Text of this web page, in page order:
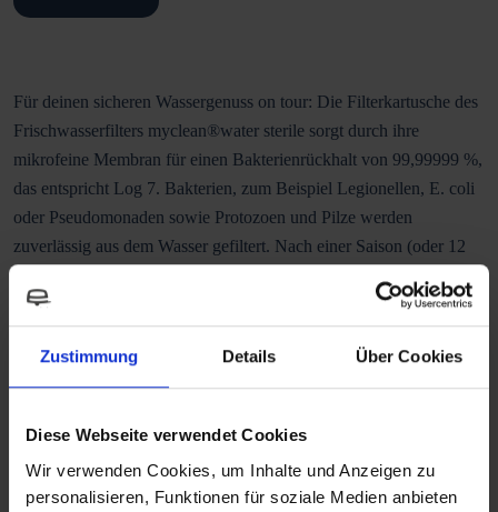
Zustimmung Details Über Cookies
Diese Webseite verwendet Cookies
Wir verwenden Cookies, um Inhalte und Anzeigen zu
personalisieren, Funktionen für soziale Medien anbieten
Für deinen sicheren Wassergenuss on tour: Die Filterkartusche des
Frischwasserfilters myclean®water sterile sorgt durch ihre
mikrofeine Membran für einen Bakterienrückhalt von 99,99999 %,
das entspricht Log 7. Bakterien, zum Beispiel Legionellen, E. coli
oder Pseudomonaden sowie Protozoen und Pilze werden
zuverlässig aus dem Wasser gefiltert. Nach einer Saison (oder 12
Gehäuse kann weiterverwendet werden.
Eigenschaften